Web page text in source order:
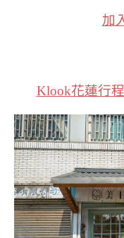
加
Klook花蓮行